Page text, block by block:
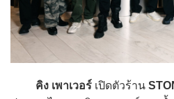
คิง เพาเวอร์ เปิดตัวร้าน